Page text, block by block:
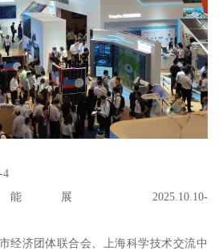
4
能展 2025.10.10-
经济团体联合会、上海科学技术交流中